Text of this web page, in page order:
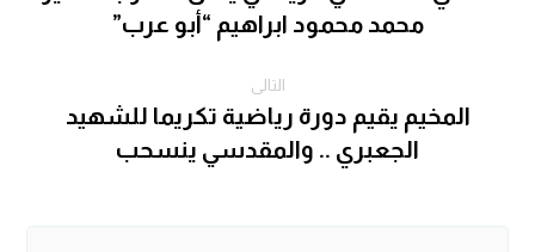
محمد محمود ابراهيم “أبو عرب”
التالى
المخيم يقيم دورة رياضية تكريما للشهيد
الجعبري .. والمقدسي ينسحب